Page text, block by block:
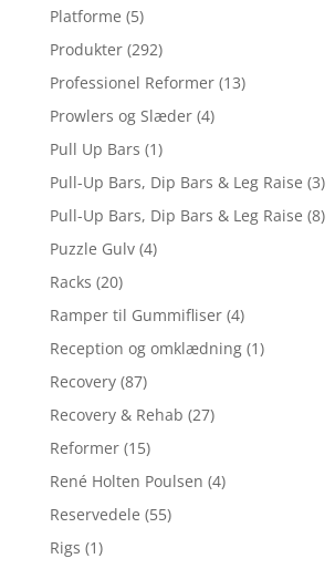
Platforme (5)
Produkter (292)
Professionel Reformer (13)
Prowlers og Slæder (4)
Pull Up Bars (1)
Pull-Up Bars, Dip Bars & Leg Raise (3)
Pull-Up Bars, Dip Bars & Leg Raise (8)
Puzzle Gulv (4)
Racks (20)
Ramper til Gummifliser (4)
Reception og omklædning (1)
Recovery (87)
Recovery & Rehab (27)
Reformer (15)
René Holten Poulsen (4)
Reservedele (55)
Rigs (1)